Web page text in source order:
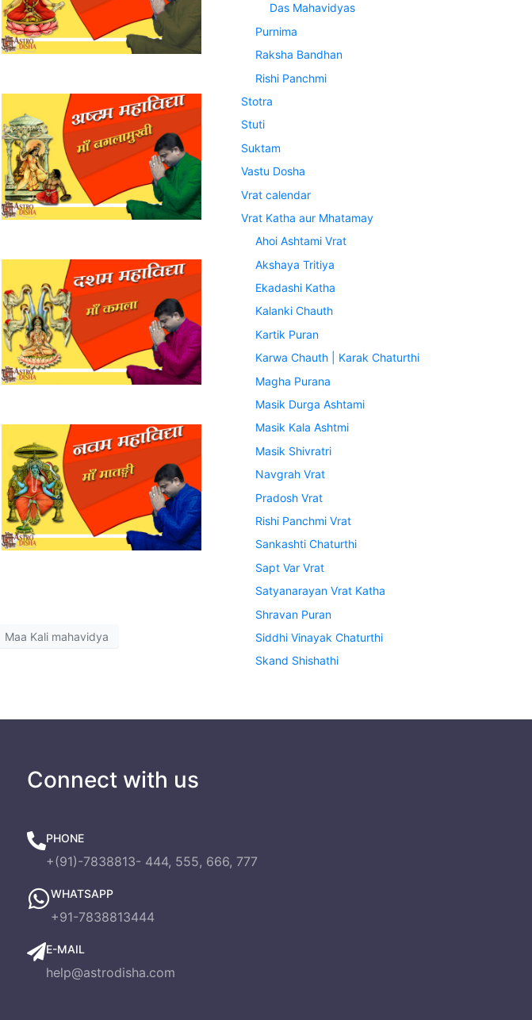
Maa Kali mahavidya
Das Mahavidyas
Purnima
Raksha Bandhan
Rishi Panchmi
Stotra
Stuti
Suktam
Vastu Dosha
Vrat calendar
Vrat Katha aur Mhatamay
Ahoi Ashtami Vrat
Akshaya Tritiya
Ekadashi Katha
Kalanki Chauth
Kartik Puran
Karwa Chauth | Karak Chaturthi
Magha Purana
Masik Durga Ashtami
Masik Kala Ashtmi
Masik Shivratri
Navgrah Vrat
Pradosh Vrat
Rishi Panchmi Vrat
Sankashti Chaturthi
Sapt Var Vrat
Satyanarayan Vrat Katha
Shravan Puran
Siddhi Vinayak Chaturthi
Skand Shishathi
Connect with us
PHONE
+(91)-7838813- 444, 555, 666, 777
WHATSAPP
+91-7838813444
E-MAIL
help@astrodisha.com